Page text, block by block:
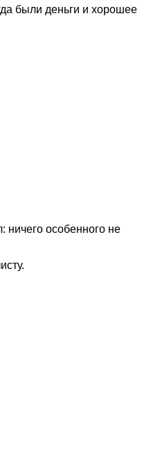
были деньги и хорошее
ничего особенного не